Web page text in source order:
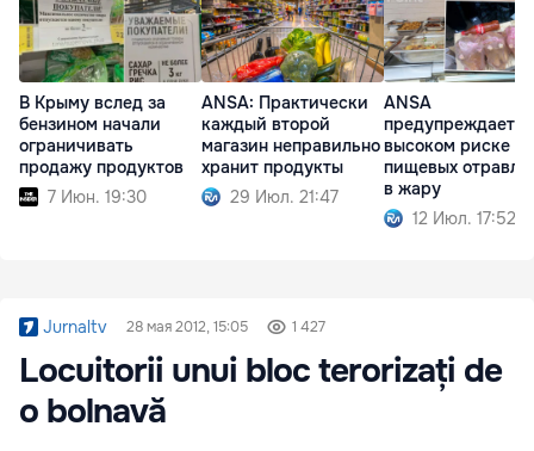
В Крыму вслед за
бензином начали
ограничивать
продажу продуктов
7 Июн. 19:30
ANSA: Практически
каждый второй
магазин неправильно
хранит продукты
29 Июл. 21:47
ANSA
предупреждает о
высоком риске
пищевых
в жару
12 Июл. 17:52
Jurnaltv 28 мая 2012, 15:05 1 427
Locuitorii unui bloc terorizați de
o bolnavă